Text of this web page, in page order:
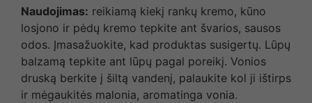
Naudojimas: reikiamą kiekį rankų kremo, kūno
losjono ir pėdų kremo tepkite ant švarios, sausos
odos. Įmasažuokite, kad produktas susigertų. Lūpų
balzamą tepkite ant lūpų pagal poreikį. Vonios
druską berkite į šiltą vandenį, palaukite kol ji ištirps
ir mėgaukitės malonia, aromatinga vonia.